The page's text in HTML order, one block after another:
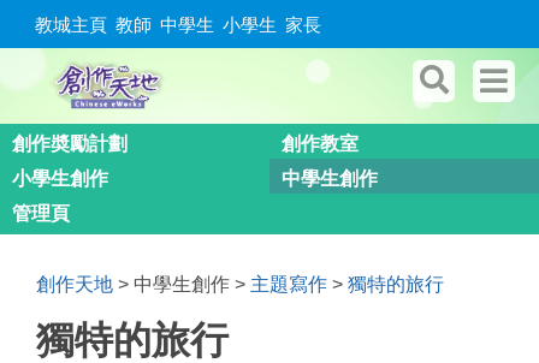
教城主頁 教師 中學生 小學生 家長
創作奬勵計劃
創作教室
小學生創作
中學生創作
管理頁
創作天地 > 中學生創作 > 主題寫作 > 獨特的旅行
獨特的旅行